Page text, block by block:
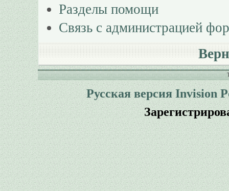
Разделы помощи
Связь с администрацией
Русская версия Invision